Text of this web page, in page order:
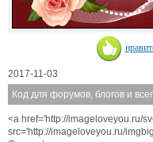
2017-11-03
Код для форумов, блогов и
<a href='http://imageloveyou.ru/
src='http://imageloveyou.ru/